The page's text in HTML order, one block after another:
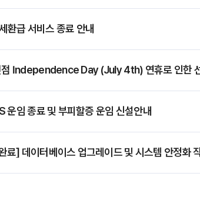
환급 서비스 종료 안내
점 Independence Day (July 4th) 연휴로 인한
전지점 - ITS 운임 종료 및 부피할증 운임 신설안내
료] 데이터베이스 업그레이드 및 시스템 안정화